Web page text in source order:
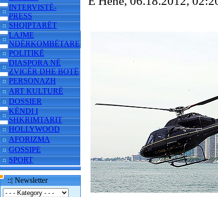
INTERVISTË-
PRESS
SHQIPTARËT
LAJME
NDËRKOMBËTARE
POLITIKË
DIASPORA NË
ZVICËR DHE BOTË
PERSONAZH
ART KULTURË
DOSSIER
KËNDI I
SHKRIMTARIT
HOLLYWOOD
AFORIZMA
GOSSIPE
SPORT
::| Newsletter